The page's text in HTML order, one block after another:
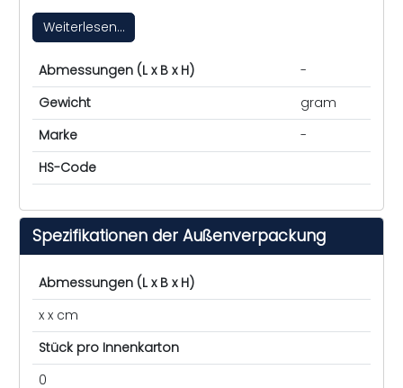
Weiterlesen...
Abmessungen (L x B x H)
-
Gewicht
gram
Marke
-
HS-Code
Spezifikationen der Außenverpackung
Abmessungen (L x B x H)
x x cm
Stück pro Innenkarton
0